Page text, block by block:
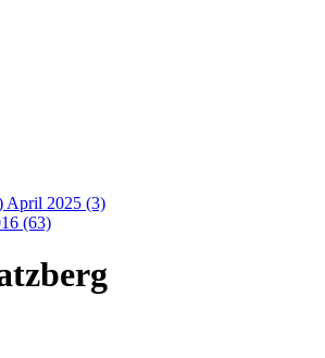
April 2025 (3)
(63)